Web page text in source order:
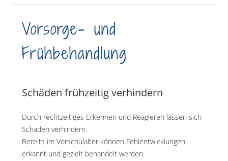
Vorsorge- und
Frühbehandlung
Schäden frühzeitig verhindern
Durch rechtzeitiges Erkennen und Reagieren lassen sich
Schäden verhindern.
Bereits im Vorschulalter können Fehlentwicklungen
erkannt und gezielt behandelt werden.